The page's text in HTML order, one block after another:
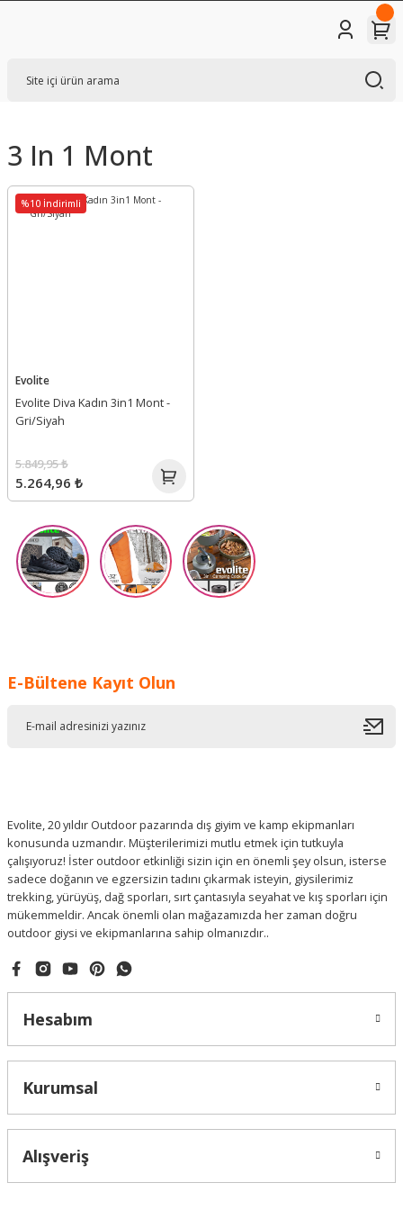
3 In 1 Mont
%10 İndirimli
Evolite
Evolite Diva Kadın 3in1 Mont -
Gri/Siyah
5.264,96 ₺
5.849,95 ₺
E-Bültene Kayıt Olun
Evolite, 20 yıldır Outdoor pazarında dış giyim ve kamp ekipmanları
konusunda uzmandır. Müşterilerimizi mutlu etmek için tutkuyla
çalışıyoruz! İster outdoor etkinliği sizin için en önemli şey olsun, isterse
sadece doğanın ve egzersizin tadını çıkarmak isteyin, giysilerimiz
trekking, yürüyüş, dağ sporları, sırt çantasıyla seyahat ve kış sporları için
mükemmeldir. Ancak önemli olan mağazamızda her zaman doğru
outdoor giysi ve ekipmanlarına sahip olmanızdır..
Hesabım
Kurumsal
Alışveriş